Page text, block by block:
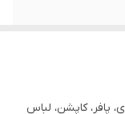
پافر، کاپشن، لباس